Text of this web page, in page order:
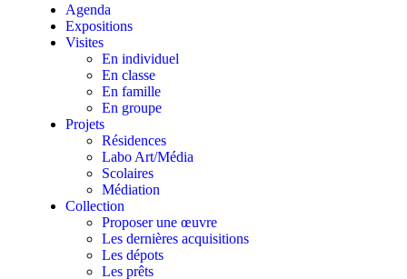
Agenda
Expositions
Visites
En individuel
En classe
En famille
En groupe
Projets
Résidences
Labo Art/Média
Scolaires
Médiation
Collection
Proposer une œuvre
Les dernières acquisitions
Les dépots
Les prêts